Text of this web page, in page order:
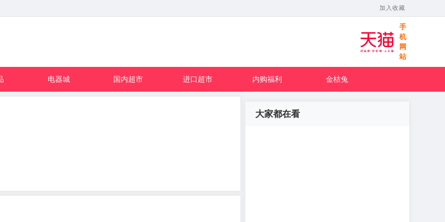
加入收藏
手
机
网
站
电器城 国内超市 进口超市 内购福利 金桔兔
大家都在看